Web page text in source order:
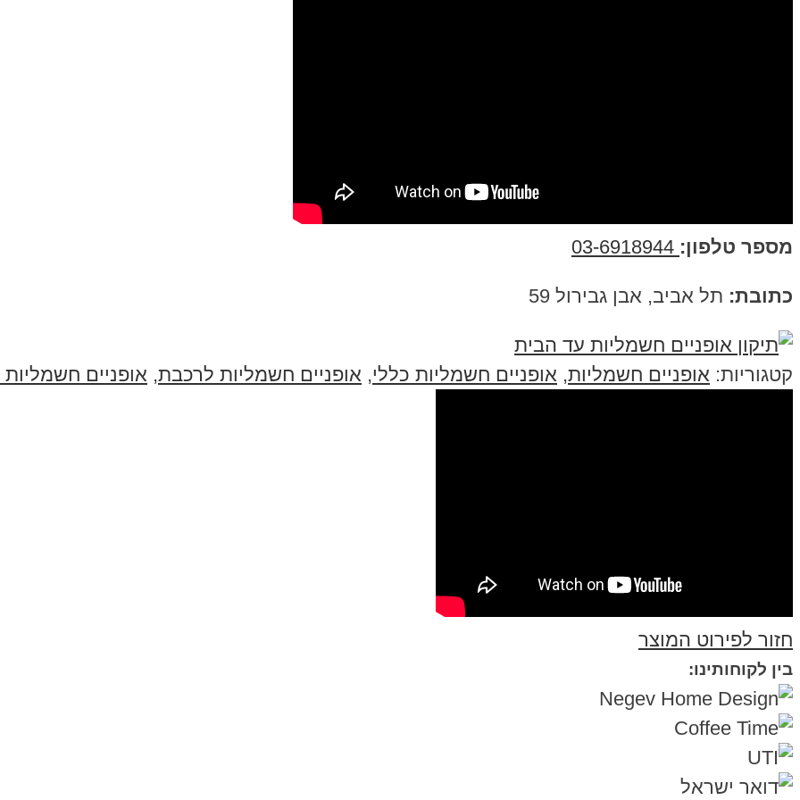
מספר טלפון:
כתובת: תל אביב, אבן גבירול 59
קטגוריות: אופניים חשמליות, אופניים חשמליות כללי, אופניים חשמליות לרכבת, אופניים
חזור לפירוט המוצר
בין לקוחותינו: